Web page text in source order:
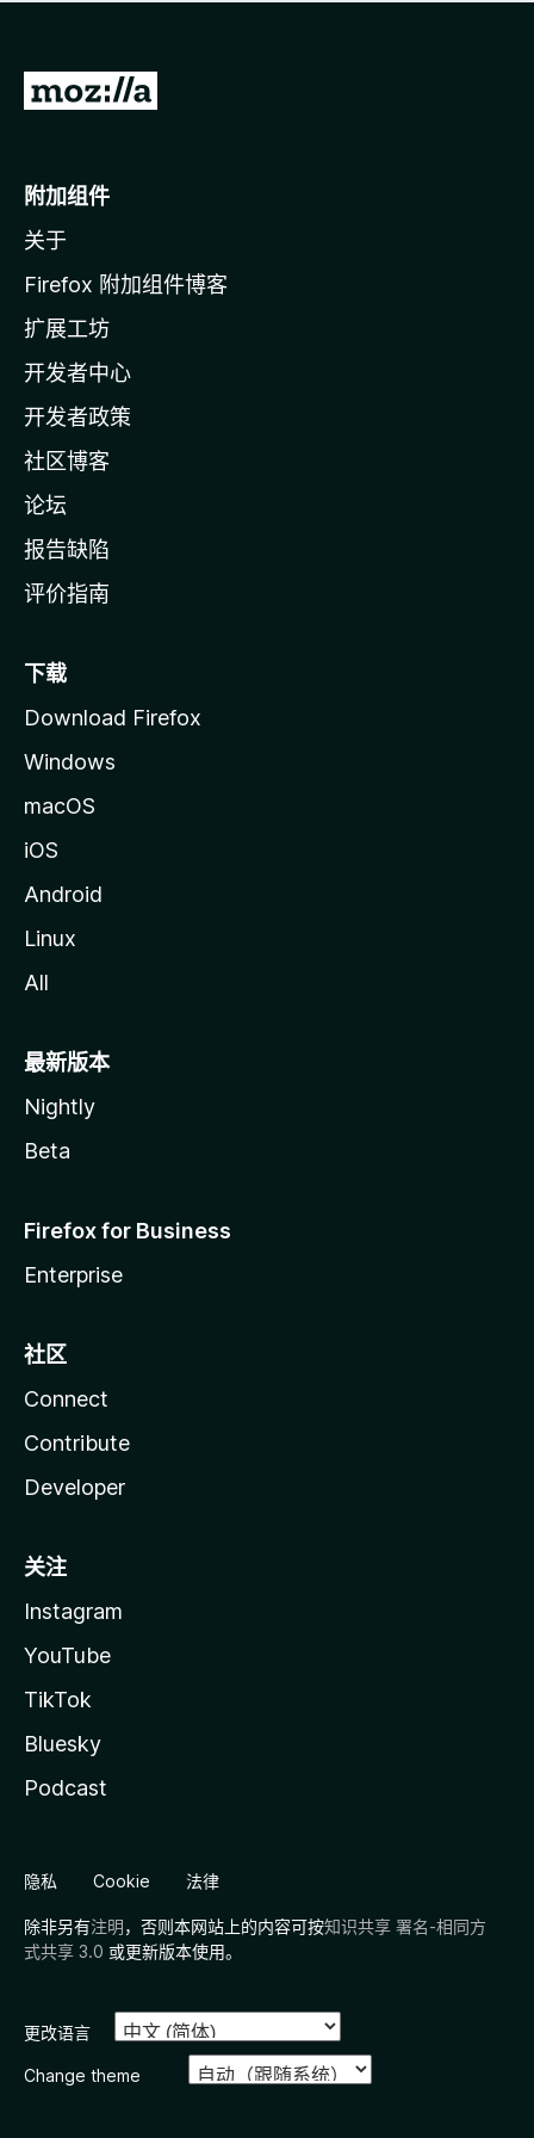
无
转
o
i
l
a
主
页
附加组件
关于
Firefox 附加组件博客
扩展工坊
开发者中心
开发者政策
社区博客
论坛
报告缺陷
评价指南
下载
Download Firefox
Windows
macOS
iOS
Android
Linux
All
最新版本
Nightly
Beta
Firefox for Business
Enterprise
社区
Connect
Contribute
Developer
关注
Instagram
YouTube
TikTok
Bluesky
Podcast
隐私 Cookie 法律
除非另有注明，否则本网站上的内容可按知识共享 署名-相同方
式共享 3.0 或更新版本使用。
更改语言
Change theme